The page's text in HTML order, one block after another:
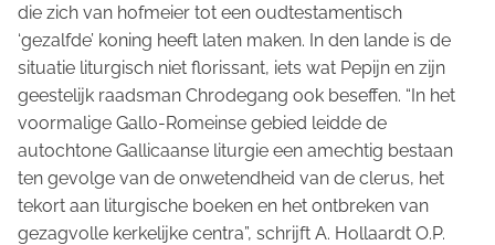
die zich van hofmeier tot een oudtestamentisch
‘gezalfde’ koning heeft laten maken. In den lande is de
situatie liturgisch niet florissant, iets wat Pepijn en zijn
geestelijk raadsman Chrodegang ook beseffen. “In het
voormalige Gallo-Romeinse gebied leidde de
autochtone Gallicaanse liturgie een amechtig bestaan
ten gevolge van de onwetendheid van de clerus, het
tekort aan liturgische boeken en het ontbreken van
gezagvolle kerkelijke centra”, schrijft A. Hollaardt O.P.